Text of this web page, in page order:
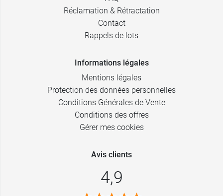
Réclamation & Rétractation
Contact
Rappels de lots
Informations légales
Mentions légales
Protection des données personnelles
Conditions Générales de Vente
Conditions des offres
Gérer mes cookies
Avis clients
4,9